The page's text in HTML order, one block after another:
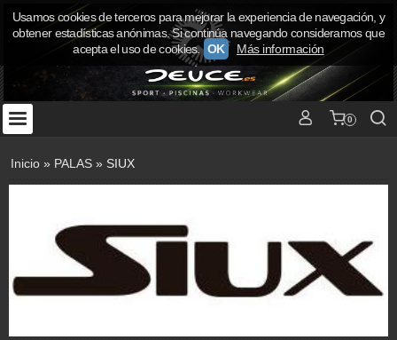
0
Inicio » PALAS » SIUX
Usamos cookies de terceros para mejorar la experiencia de navegación, y
obtener estadísticas anónimas. Si continúa navegando consideramos que
acepta el uso de cookies. OK Más información